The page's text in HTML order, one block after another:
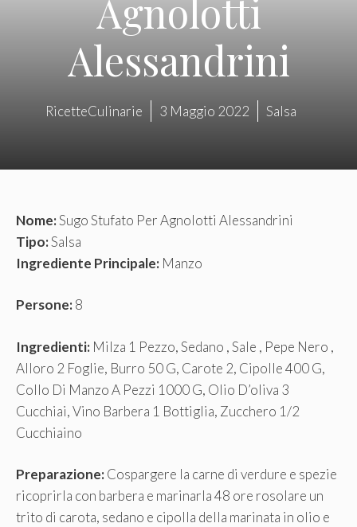
Agnolotti
Alessandrini
RicetteCulinarie 3 Maggio 2022 Salsa
Nome:Sugo Stufato Per Agnolotti Alessandrini
Tipo:Salsa
Ingrediente Principale: Manzo
Persone:8
Ingredienti: Milza 1 Pezzo, Sedano , Sale , Pepe Nero ,
Alloro 2 Foglie, Burro 50 G, Carote 2, Cipolle 400 G,
Collo Di Manzo A Pezzi 1000 G, Olio D’oliva 3
Cucchiai, Vino Barbera 1 Bottiglia, Zucchero 1/2
Cucchiaino
Preparazione:Cospargere la carne di verdure e spezie
ricoprirla con barbera e marinarla 48 ore rosolare un
trito di carota, sedano e cipolla della marinata in olio e